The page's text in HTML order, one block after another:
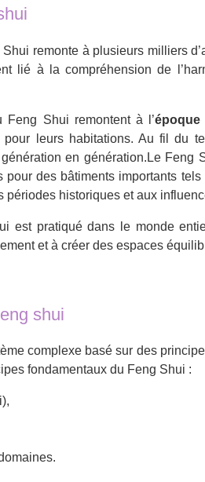
Shui remonte à plusieurs milliers
lié à la compréhension de
Feng Shui remontent à l’
pour leurs habitations. Au fil du
en génération.Le Feng
pour des bâtiments importants
périodes historiques et aux
est pratiqué dans le monde
et à créer des espaces
shui
complexe basé sur des
fondamentaux du Feng Shui :